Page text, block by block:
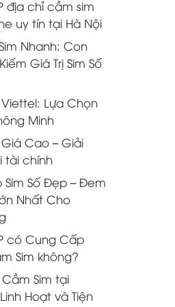
địa chỉ cầm sim
uy tín tại Hà Nội
Nhanh: Con
Giá Trị Sim Số
Lựa Chọn
Minh
Cao – Giải
tài chính
Sim Số Đẹp – Đem
Nhất Cho
có Cung Cấp
Sim không?
Cầm Sim tại
Hoạt và Tiện